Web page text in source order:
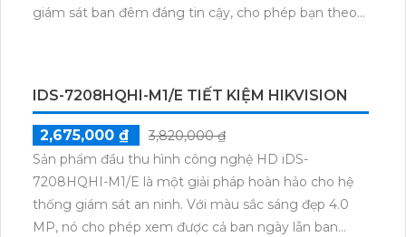
giám sát ban đêm đáng tin cậy, cho phép bạn theo
thiết bị này hỗ trợ tải hình ảnh nhanh hơn, và hỗ trợ
các định dạng H.265+/H.265/H.264+/H.264, giúp ghi
hình sắc nét và chất lượng. Bạn còn có thể kết nối
thêm 2 camera IP để mở rộng hệ thống giám sát.
IDS-7208HQHI-M1/E TIẾT KIỆM HIKVISION
2,675,000 ₫
3,820,000 ₫
Sản phẩm đầu thu hình công nghệ HD iDS-
7208HQHI-M1/E là một giải pháp hoàn hảo cho hệ
thống giám sát an ninh. Với màu sắc sáng đẹp 4.0
MP, nó cho phép xem được cả ban ngày lẫn ban